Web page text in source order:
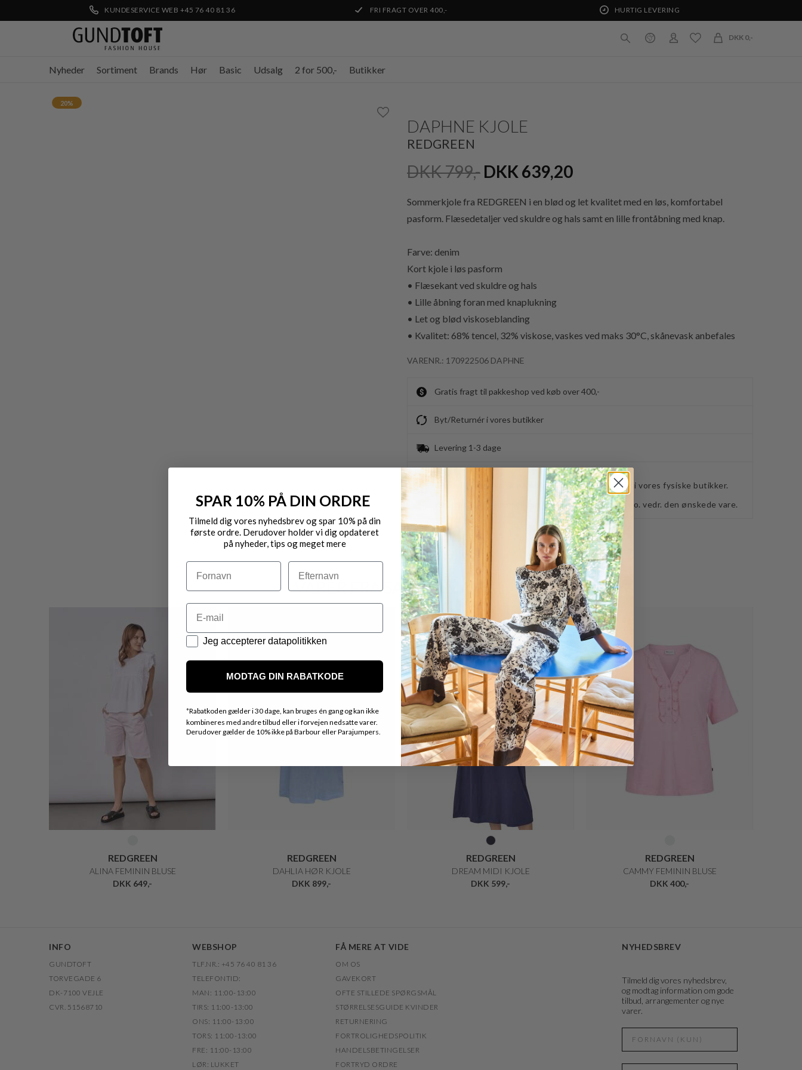
KUNDESERVICE WEB +45 76 40 81 36 FRI FRAGT OVER 400,- HURTIG LEVERING
DKK 0,-
Nyheder Sortiment Brands Hør Basic Udsalg 2 for 500,- Butikker
20%
DAPHNE KJOLE
REDGREEN
DKK 799,- DKK 639,20
Sommerkjole fra REDGREEN i en blød og let kvalitet med en løs, komfortabel
pasform. Flæsedetaljer ved skuldre og hals samt en lille frontåbning med knap.
Farve: denim
Kort kjole i løs pasform
• Flæsekant ved skuldre og hals
• Lille åbning foran med knaplukning
• Let og blød viskoseblanding
• Kvalitet: 68% tencel, 32% viskose, vaskes ved maks 30°C, skånevask anbefales
VARENR.: 170922506 DAPHNE
Gratis fragt til pakkeshop ved køb over 400,-
Byt/Returnér i vores butikker
Levering 1-3 dage
OBS.
Ikke alle vores varer på webshoppen, befinder sig i vores fysiske butikker.
Kontakt din nærmeste forretning for ydeligere info. vedr. den ønskede vare.
VARER FRA SAMME MÆRKE
REDGREEN
ALINA FEMININ BLUSE
DKK 649,-
REDGREEN
DAHLIA HØR KJOLE
DKK 899,-
REDGREEN
DREAM MIDI KJOLE
DKK 599,-
REDGREEN
CAMMY FEMININ BLUSE
DKK 400,-
INFO
GUNDTOFT
TORVEGADE 6
DK-7100 VEJLE
CVR. 51568710
WEBSHOP
TLF.NR.: +45 76 40 81 36
TELEFONTID:
MAN: 11:00-13:00
TIRS: 11:00-13:00
ONS: 11:00-13:00
TORS: 11:00-13:00
FRE: 11:00-13:00
LØR: LUKKET
FÅ MERE AT VIDE
OM OS
GAVEKORT
OFTE STILLEDE SPØRGSMÅL
STØRRELSESGUIDE KVINDER
RETURNERING
FORTROLIGHEDSPOLITIK
HANDELSBETINGELSER
FORTRYD ORDRE
NYHEDSBREV
Tilmeld dig vores nyhedsbrev,
og modtag information om gode
tilbud, arrangementer og nye
varer.
SPAR 10% PÅ DIN ORDRE
Tilmeld dig vores nyhedsbrev og spar 10% på din
første ordre. Derudover holder vi dig opdateret
på nyheder, tips og meget mere
Navn Efternavn
Email
Datapolitik
Jeg accepterer datapolitikken
MODTAG DIN RABATKODE
*Rabatkoden gælder i 30 dage, kan bruges én gang og kan ikke
kombineres med andre tilbud eller i forvejen nedsatte varer.
Derudover gælder de 10% ikke på Barbour eller Parajumpers.